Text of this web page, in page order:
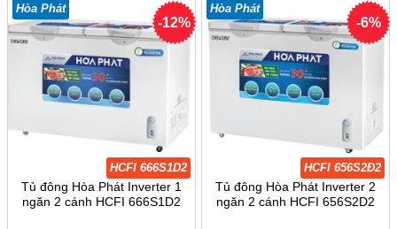
7,990,000₫. là:
6,600,000₫.
7,790,000₫. là:
-12%
Hòa Phát
HCFI 666S1D2
Tủ đông Hòa Phát Inverter 1
ngăn 2 cánh HCFI 666S1D2
-6%
Hòa Phát
HCFI 656S2Đ2
Tủ đông Hòa Phát Inverter 2
ngăn 2 cánh HCFI 656S2D2